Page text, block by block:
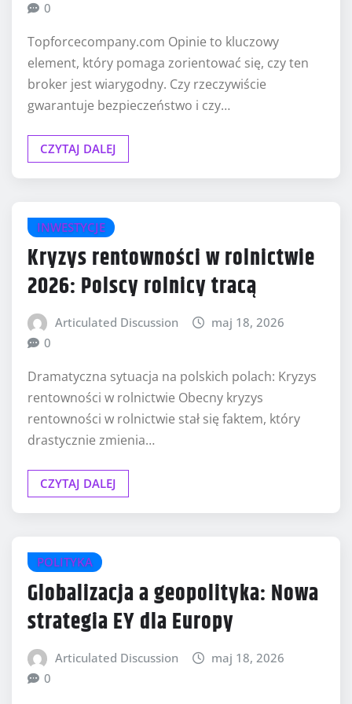
0
Topforcecompany.com Opinie to kluczowy
element, który pomaga zorientować się, czy ten
broker jest wiarygodny. Czy rzeczywiście
gwarantuje bezpieczeństwo i czy…
CZYTAJ DALEJ
INWESTYCJE
Kryzys rentowności w rolnictwie
2026: Polscy rolnicy tracą
Articulated Discussion
maj 18, 2026
0
Dramatyczna sytuacja na polskich polach: Kryzys
rentowności w rolnictwie Obecny kryzys
rentowności w rolnictwie stał się faktem, który
drastycznie zmienia…
CZYTAJ DALEJ
POLITYKA
Globalizacja a geopolityka: Nowa
strategia EY dla Europy
Articulated Discussion
maj 18, 2026
0